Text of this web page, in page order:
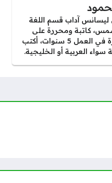
ليسانس آداب قسم اللغة
كاتبة ومحررة على
المواقع الإلكترونية ولدي خبرة في العمل 5 سنوات، أكتب
سواء العربية أو الخليجية.